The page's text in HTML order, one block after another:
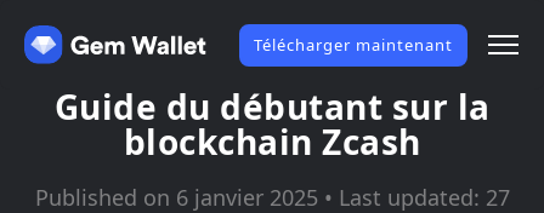
Télécharger maintenant
Guide du débutant sur la
blockchain Zcash
Published on 6 janvier 2025 • Last updated: 27